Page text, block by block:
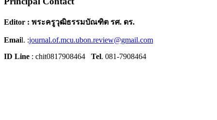
Editor : พระครูวุฒิธรรมบัณฑิต รศ. ดร.
Email. :journal.of.mcu.ubon.review@gmail.com
ID Line : chit0817908464 Tel. 081-7908464